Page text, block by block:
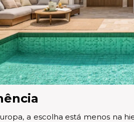
a escolha está menos na